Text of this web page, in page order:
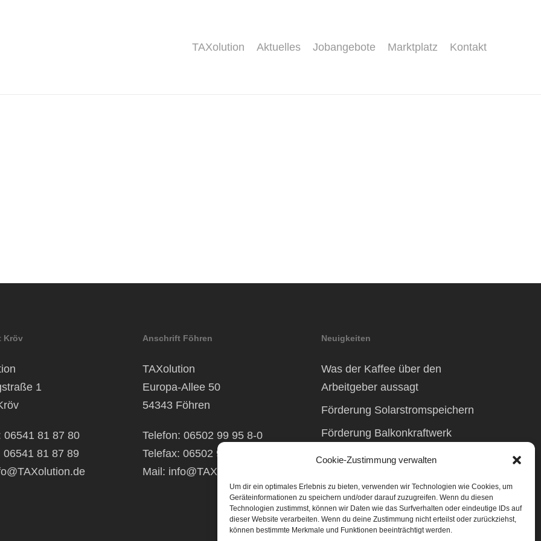
Cookie-Zustimmung verwalten
Um dir ein optimales Erlebnis zu bieten, verwenden wir Technologien wie Cookies, um
Geräteinformationen zu speichern und/oder darauf zuzugreifen. Wenn du diesen
Technologien zustimmst, können wir Daten wie das Surfverhalten oder eindeutige IDs auf
dieser Website verarbeiten. Wenn du deine Zustimmung nicht erteilst oder zurückziehst,
können bestimmte Merkmale und Funktionen beeinträchtigt werden.
TAXolution Aktuelles Jobangebote Marktplatz Kontakt
Kröv
1
06541 81 87 80
06541 81 87 89
Anschrift Föhren
TAXolution
Europa-Allee 50
54343 Föhren
Telefon: 06502 99 95 8-0
Telefax: 06502 99 95 8-99
Mail: info@TAXolution.de
Neuigkeiten
Was der Kaffee über den
Arbeitgeber aussagt
Förderung Solarstromspeichern
Förderung Balkonkraftwerk